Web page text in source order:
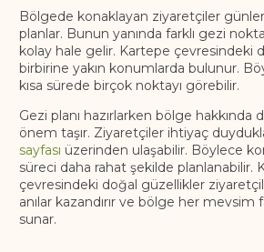
Bölgede konaklayan ziyaretçiler
planlar. Bunun yanında farklı gezi
kolay hale gelir. Kartepe çevresindeki
birbirine yakın konumlarda bulunur.
kısa sürede birçok noktayı görebilir.
Gezi planı hazırlarken bölge hakkında
önem taşır. Ziyaretçiler ihtiyaç
sayfası üzerinden ulaşabilir. Böylece
süreci daha rahat şekilde planlanabilir.
çevresindeki doğal güzellikler
anılar kazandırır ve bölge her mevsim
sunar.